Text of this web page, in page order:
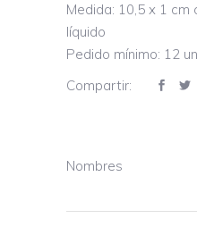
Medida: 10,5 x 1 cm
líquido
Pedido mínimo: 12
Compartir:
Nombres